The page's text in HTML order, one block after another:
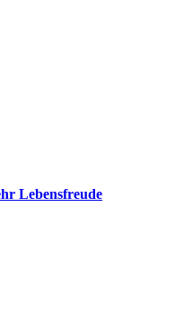
Lebensfreude